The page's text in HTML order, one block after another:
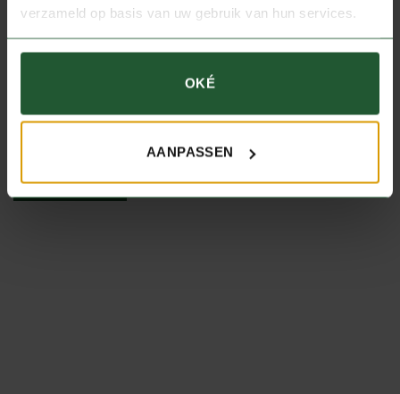
verzameld op basis van uw gebruik van hun services.
OKÉ
AANPASSEN
gesneden biefstuk
Reepeper